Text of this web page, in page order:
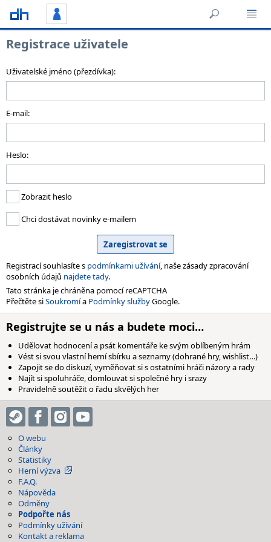
Registrace uživatele
Uživatelské jméno (přezdívka):
E-mail:
Heslo:
Zobrazit heslo
Chci dostávat novinky e-mailem
Registrací souhlasíte s podmínkami užívání, naše zásady zpracování
osobních údajů najdete tady.
Tato stránka je chráněna pomocí reCAPTCHA
Přečtěte siSoukromía Podmínky službyGoogle.
Registrujte se u nás a budete moci…
Udělovat hodnocení a psát komentáře ke svým oblíbeným hrám
Vést si svou vlastní herní sbírku a seznamy (dohrané hry, wishlist…)
Zapojit se do diskuzí, vyměňovat si s ostatními hráči názory a rady
Najít si spoluhráče, domlouvat si společné hry i srazy
Pravidelně soutěžit o řadu skvělých her
O webu
Články
Statistiky
Herní výzva
F.A.Q.
Nápověda
Odměny
Podpořte nás
Podmínky užívání
Kontakt a reklama